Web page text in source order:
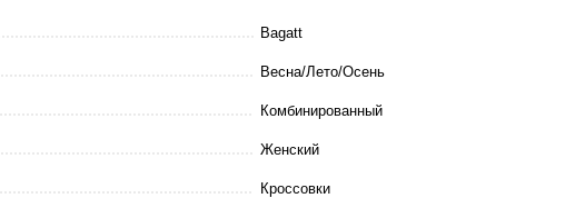
Bagatt
Весна/Лето/Осень
Комбинированный
Женский
Кроссовки